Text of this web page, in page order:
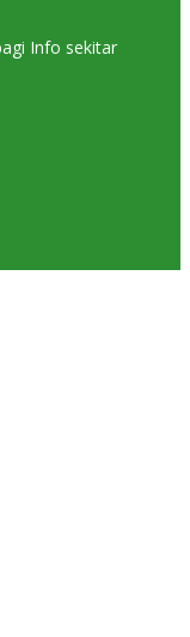
Info sekitar